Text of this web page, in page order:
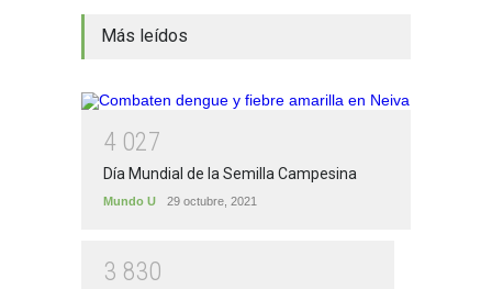
Más leídos
4 027
Día Mundial de la Semilla Campesina
Mundo U 29 octubre, 2021
3 830